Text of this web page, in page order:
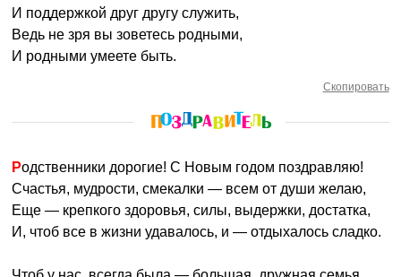
И поддержкой друг другу служить,
Ведь не зря вы зоветесь родными,
И родными умеете быть.
Скопировать
Родственники дорогие! С Новым годом поздравляю!
Счастья, мудрости, смекалки — всем от души желаю,
Еще — крепкого здоровья, силы, выдержки, достатка,
И, чтоб все в жизни удавалось, и — отдыхалось сладко.